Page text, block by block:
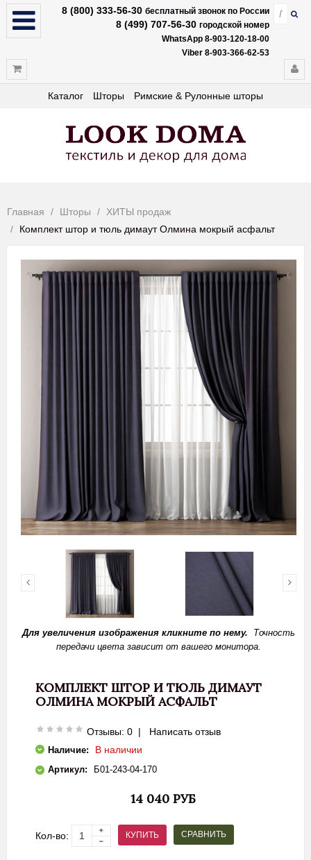
8 (800) 333-56-30 бесплатный звонок по России
8 (499) 707-56-30 городской номер
WhatsApp 8-903-120-18-00
Viber 8-903-366-62-53
Каталог Шторы Римские & Рулонные шторы
Главная Шторы
ХИТЫ продаж
Комплект штор и тюль димаут Олмина мокрый асфальт
Для увеличения изображения кликните по нему. Точность
передачи цвета зависит от вашего монитора.
КОМПЛЕКТ ШТОР И ТЮЛЬ ДИМАУТ
ОЛМИНА МОКРЫЙ АСФАЛЬТ
Отзывы: 0 | Написать отзыв
Наличие: В наличии
Артикул: Б01-243-04-170
14 040 РУБ
Кол-во: КУПИТЬ СРАВНИТЬ